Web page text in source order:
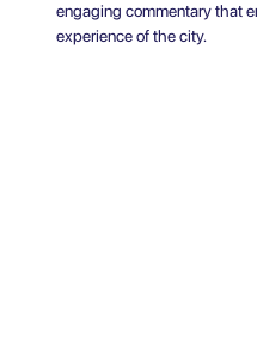
engaging commentary that
experience of the city.